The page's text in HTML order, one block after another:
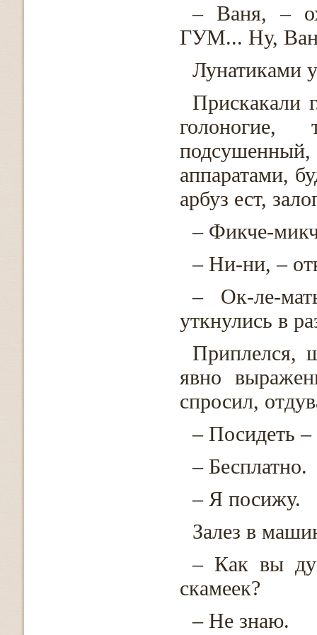
– Ваня, –
ГУМ... Ну,
Прискакали
аппаратами,
арбуз ест,
– Фикче-
– Ни-ни, –
– Ок-ле-
уткнулись в
Приплелся,
явно
спросил,
– Посидеть –
– Бесплатно.
– Я посижу.
Залез в
– Как вы
скамеек?
– Не знаю.